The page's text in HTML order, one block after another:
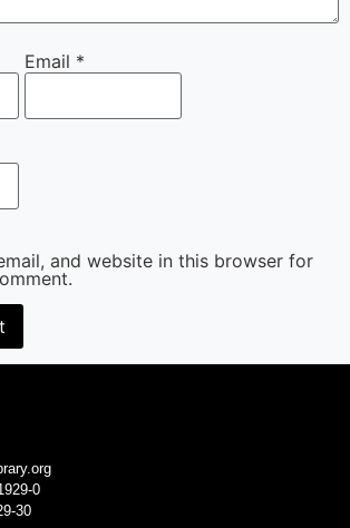
Email *
and website in this browser for
0
30